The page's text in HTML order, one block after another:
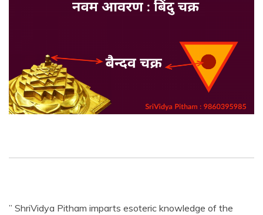
” ShriVidya Pitham imparts esoteric knowledge of the